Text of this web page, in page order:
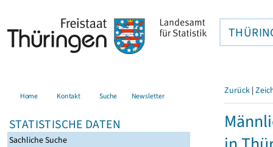
Home Kontakt Suche Newsletter
STATISTISCHE DATEN
Sachliche Suche
Zurück |